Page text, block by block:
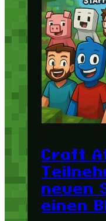
Craft
neuen
einen